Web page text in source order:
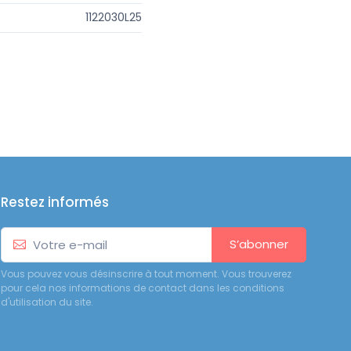
1122030L25
Restez informés
S’abonner
Vous pouvez vous désinscrire à tout moment. Vous trouverez
pour cela nos informations de contact dans les conditions
d'utilisation du site.